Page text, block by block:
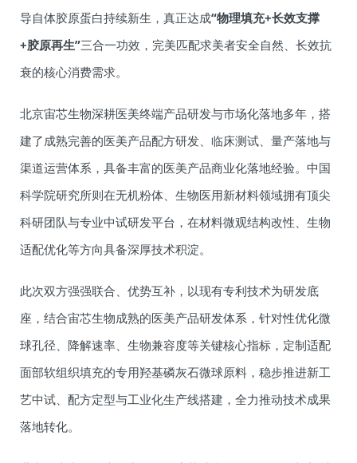
导自体胶原蛋白持续新生，真正达成“物理填充+长效支撑
+胶原再生”三合一功效，完美匹配求美者安全自然、长效抗
衰的核心消费需求。
北京宙芯生物深耕医美终端产品研发与市场化落地多年，搭
建了成熟完善的医美产品配方研发、临床测试、量产落地与
渠道运营体系，具备丰富的医美产品商业化落地经验。中国
科学院研究所则在无机粉体、生物医用新材料领域拥有顶尖
科研团队与专业中试研发平台，在材料微观结构改性、生物
适配优化等方向具备深厚技术积淀。
此次双方强强联合、优势互补，以现有专利技术为研发底
座，结合宙芯生物成熟的医美产品研发体系，针对性优化微
球孔径、降解速率、生物兼容度等关键核心指标，定制适配
面部软组织填充的专用羟基磷灰石微球原料，稳步推进新工
艺中试、配方定型与工业化生产线搭建，全力推动技术成果
落地转化。